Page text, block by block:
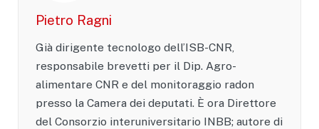
Pietro Ragni
Già dirigente tecnologo dell’ISB-CNR,
responsabile brevetti per il Dip. Agro-
alimentare CNR e del monitoraggio radon
presso la Camera dei deputati. È ora Direttore
del Consorzio interuniversitario INBB; autore di